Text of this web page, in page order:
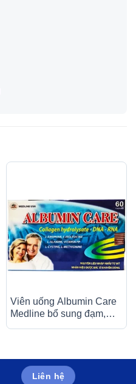
Viên uống Albumin Care
Medline bổ sung đạm,
Liên hệ